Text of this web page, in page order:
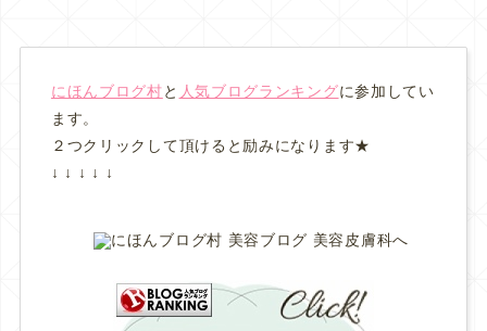
にほんブログ村と 人気ブログランキングに参加してい
ます。
２つクリックして頂けると励みになります★
↓ ↓ ↓ ↓ ↓